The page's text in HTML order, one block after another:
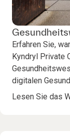
Erfahren Sie,
Kyndryl Private
digitalen
Lesen Sie das